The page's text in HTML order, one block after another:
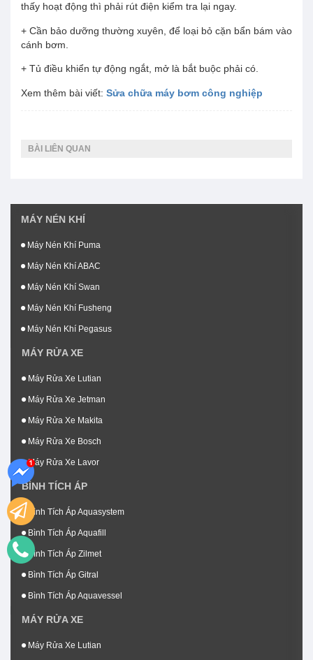
thấy hoạt động thì phải rút điện kiểm tra lại ngay.
+ Cần bảo dưỡng thường xuyên, để loại bỏ cặn bẩn bám vào
cánh bơm.
+ Tủ điều khiển tự động ngắt, mở là bắt buộc phải có.
Xem thêm bài viết: Sửa chữa máy bơm công nghiệp
BÀI LIÊN QUAN
MÁY NÉN KHÍ
Máy Nén Khí Puma
Máy Nén Khí ABAC
Máy Nén Khí Swan
Máy Nén Khí Fusheng
Máy Nén Khí Pegasus
MÁY RỬA XE
Máy Rửa Xe Lutian
Máy Rửa Xe Jetman
Máy Rửa Xe Makita
Máy Rửa Xe Bosch
Máy Rửa Xe Lavor
BÌNH TÍCH ÁP
Bình Tích Áp Aquasystem
Bình Tích Áp Aquafill
Bình Tích Áp Zilmet
Bình Tích Áp Gitral
Bình Tích Áp Aquavessel
MÁY RỬA XE
Máy Rửa Xe Lutian